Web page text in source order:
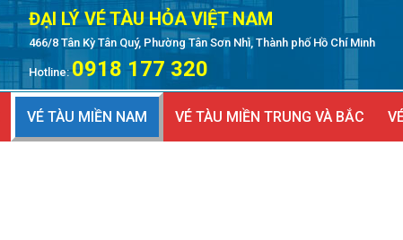
ĐẠI LÝ VÉ TÀU HỎA VIỆT NAM
466/8 Tân Kỳ Tân Quý, Phường Tân Sơn Nhì, Thành phố Hồ Chí Minh
Hotline: 0918 177 320
VÉ TÀU MIỀN NAM VÉ TÀU MIỀN TRUNG VÀ BẮC